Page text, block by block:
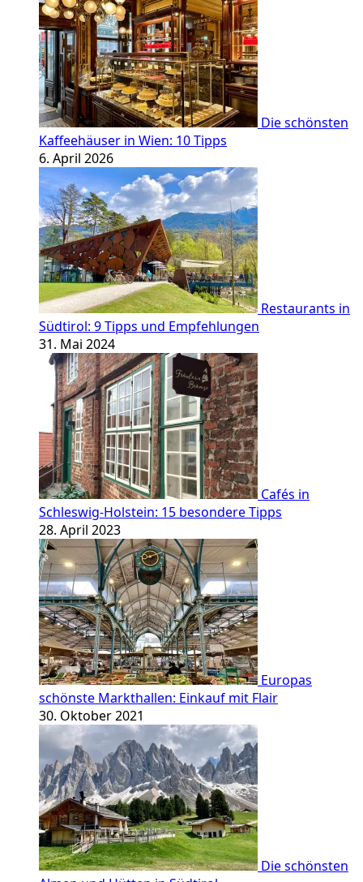
Die schönsten
Kaffeehäuser in Wien: 10 Tipps
6. April 2026
Restaurants in
Südtirol: 9 Tipps und Empfehlungen
31. Mai 2024
Cafés in
Schleswig-Holstein: 15 besondere Tipps
28. April 2023
Europas
schönste Markthallen: Einkauf mit Flair
30. Oktober 2021
Die schönsten